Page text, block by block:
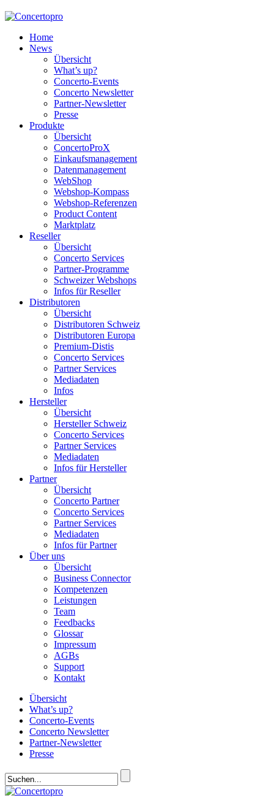
Home
News
Übersicht
What’s up?
Concerto-Events
Concerto Newsletter
Partner-Newsletter
Presse
Produkte
Übersicht
ConcertoProX
Einkaufsmanagement
Datenmanagement
WebShop
Webshop-Kompass
Webshop-Referenzen
Product Content
Marktplatz
Reseller
Übersicht
Concerto Services
Partner-Programme
Schweizer Webshops
Infos für Reseller
Distributoren
Übersicht
Distributoren Schweiz
Distributoren Europa
Premium-Distis
Concerto Services
Partner Services
Mediadaten
Infos
Hersteller
Übersicht
Hersteller Schweiz
Concerto Services
Partner Services
Mediadaten
Infos für Hersteller
Partner
Übersicht
Concerto Partner
Concerto Services
Partner Services
Mediadaten
Infos für Partner
Über uns
Übersicht
Business Connector
Kompetenzen
Leistungen
Team
Feedbacks
Glossar
Impressum
AGBs
Support
Kontakt
Übersicht
What’s up?
Concerto-Events
Concerto Newsletter
Partner-Newsletter
Presse